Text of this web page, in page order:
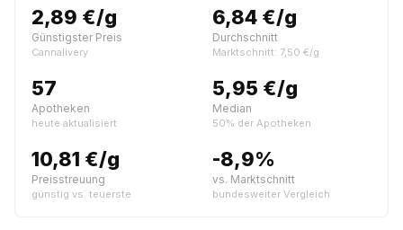
2,89 €/g
Günstigster Preis
Cannalivery
6,84 €/g
Durchschnitt
Marktschnitt: 7,50 €/g
57
Apotheken
heute aktualisiert
5,95 €/g
Median
50% der Apotheken
10,81 €/g
Preisstreuung
günstig vs. teuerste
-8,9%
vs. Marktschnitt
bundesweiter Vergleich